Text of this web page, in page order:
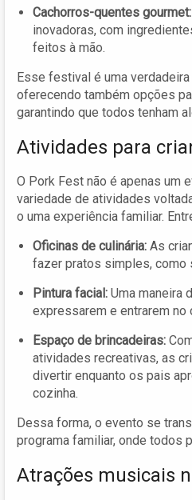
Cachorros-quentes gourmet:
inovadoras, com
feitos à mão.
Esse festival é uma
oferecendo também opções
garantindo que todos tenham
Atividades para
O Pork Fest não é apenas um
variedade de atividades
o uma experiência familiar.
Oficinas de culinária: As
fazer pratos simples, como
Pintura facial: Uma maneira
expressarem e entrarem no
Espaço de brincadeiras:
atividades recreativas, as
divertir enquanto os pais
cozinha.
Dessa forma, o evento se
programa familiar, onde todos
Atrações musicais